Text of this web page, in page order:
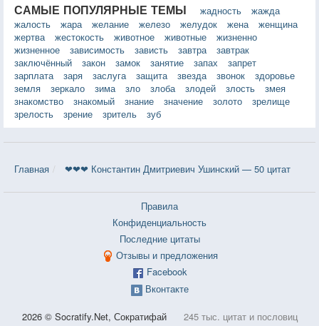
САМЫЕ ПОПУЛЯРНЫЕ ТЕМЫ жадность
жажда
жалость
жара желание железо желудок жена
женщина
жертва
жестокость животное животные
жизненно
жизненное
зависимость зависть завтра
завтрак
заключённый
закон замок занятие запах
запрет
зарплата
заря заслуга защита звезда звонок
здоровье
земля
зеркало зима зло злоба злодей злость
змея
знакомство
знакомый знание значение золото
зрелище
зрелость
зрение зритель зуб
Главная ❤❤❤ Константин Дмитриевич Ушинский — 50 цитат
Правила
Конфиденциальность
Последние цитаты
Отзывы и предложения
Facebook
Вконтакте
2026 © Socratify.Net, Сократифай 245 тыс. цитат и пословиц